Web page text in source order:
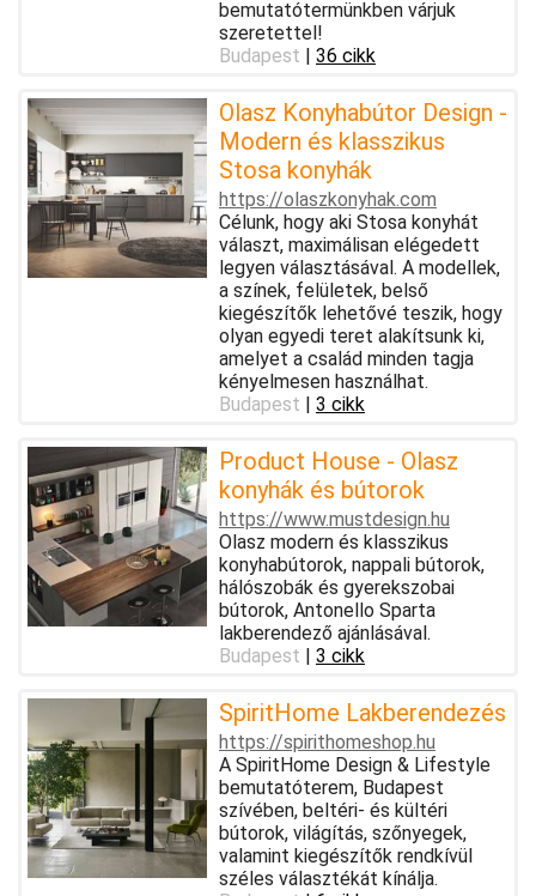
bemutatótermünkben várjuk
szeretettel!
Budapest | 36 cikk
Olasz Konyhabútor Design -
Modern és klasszikus
Stosa konyhák
https://olaszkonyhak.com
Célunk, hogy aki Stosa konyhát
választ, maximálisan elégedett
legyen választásával. A modellek,
a színek, felületek, belső
kiegészítők lehetővé teszik, hogy
olyan egyedi teret alakítsunk ki,
amelyet a család minden tagja
kényelmesen használhat.
Budapest | 3 cikk
Product House - Olasz
konyhák és bútorok
https://www.mustdesign.hu
Olasz modern és klasszikus
konyhabútorok, nappali bútorok,
hálószobák és gyerekszobai
bútorok, Antonello Sparta
lakberendező ajánlásával.
Budapest | 3 cikk
SpiritHome Lakberendezés
https://spirithomeshop.hu
A SpiritHome Design & Lifestyle
bemutatóterem, Budapest
szívében, beltéri- és kültéri
bútorok, világítás, szőnyegek,
valamint kiegészítők rendkívül
széles választékát kínálja.